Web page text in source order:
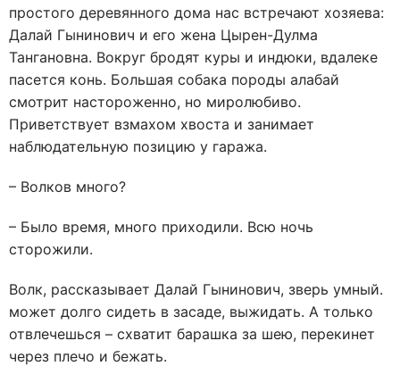
простого деревянного дома нас встречают хозяева:
Далай Гынинович и его жена Цырен-Дулма
Тангановна. Вокруг бродят куры и индюки, вдалеке
пасется конь. Большая собака породы алабай
смотрит настороженно, но миролюбиво.
Приветствует взмахом хвоста и занимает
наблюдательную позицию у гаража.
– Волков много?
– Было время, много приходили. Всю ночь
сторожили.
Волк, рассказывает Далай Гынинович, зверь умный.
может долго сидеть в засаде, выжидать. А только
отвлечешься – схватит барашка за шею, перекинет
через плечо и бежать.